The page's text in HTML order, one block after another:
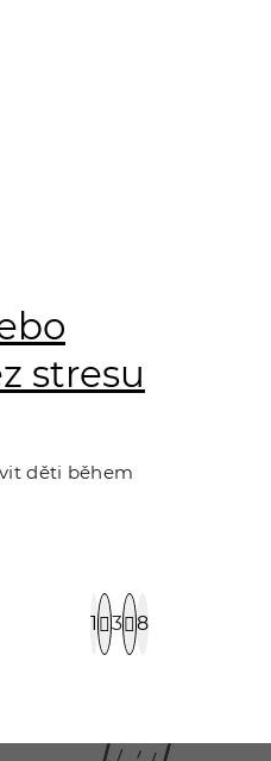
stresu
děti během
S
n
1 3 8